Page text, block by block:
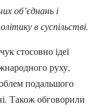
об’єднань і
в суспільстві.
стосовно ідеї
руху,
подальшого
Також обговорили